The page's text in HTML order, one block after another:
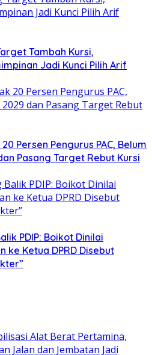
Tambah Kursi,
Jadi Kunci Pilih Arif
Persen Pengurus PAC, Belum
Pasang Target Rebut Kursi
PDIP: Boikot Dinilai
ke Ketua DPRD Disebut